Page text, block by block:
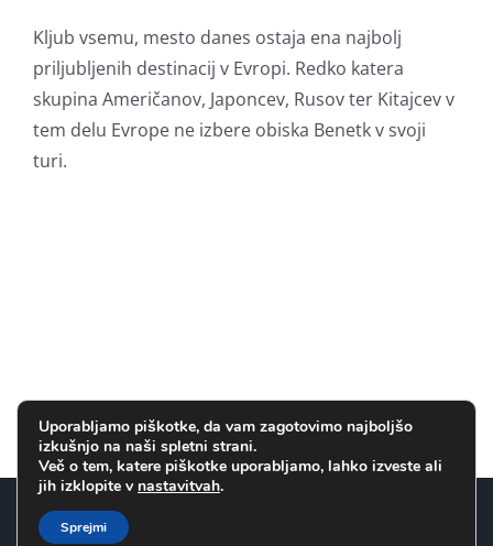
Kljub vsemu, mesto danes ostaja ena najbolj
priljubljenih destinacij v Evropi. Redko katera
skupina Američanov, Japoncev, Rusov ter Kitajcev v
tem delu Evrope ne izbere obiska Benetk v svoji
turi.
Vse avtorske pravice pridržane.
www.benetke.com je uradna spletna stran podjetja TOP Line
Uporabljamo piškotke, da vam zagotovimo najboljšo
izkušnjo na naši spletni strani.
Več o tem, katere piškotke uporabljamo, lahko izveste ali
jih izklopite v nastavitvah.
Sprejmi